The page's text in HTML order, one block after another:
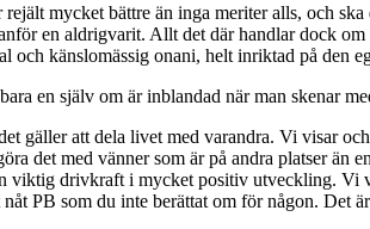
mycket bättre än inga meriter alls, och
en aldrigvarit. Allt det där handlar dock
och känslomässig onani, helt inriktad på den
en själv om är inblandad när man skenar
gäller att dela livet med varandra. Vi visar
det med vänner som är på andra platser
viktig drivkraft i mycket positiv utveckling.
PB som du inte berättat om för någon. Det